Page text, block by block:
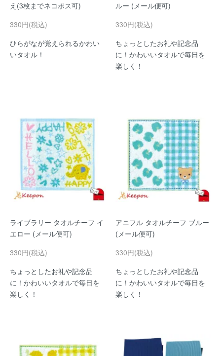
え(3枚までネコポス可)
330円(税込)
ひらがなが覚えられるかわい
いタオル！
ルー (メール便可)
330円(税込)
ちょっとしたお礼や記念品
に！かわいいタオルで毎日を
楽しく！
ライブラリー タオルチーフ イ
エロー (メール便可)
330円(税込)
ちょっとしたお礼や記念品
に！かわいいタオルで毎日を
楽しく！
アニフル タオルチーフ ブルー
(メール便可)
330円(税込)
ちょっとしたお礼や記念品
に！かわいいタオルで毎日を
楽しく！